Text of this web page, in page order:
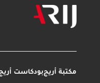
مكتبة أريجبودكاست